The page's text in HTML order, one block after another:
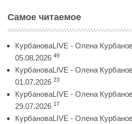
Самое читаемое
КурбановаLIVE - Олена
05.08.2026 49
КурбановаLIVE - Олена
01.07.2026 23
КурбановаLIVE - Олена
29.07.2026 17
КурбановаLIVE - Олена